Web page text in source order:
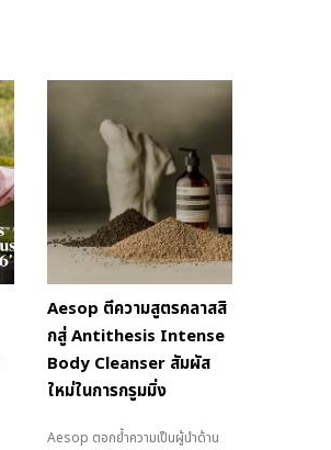
Aesop ตีความสูตรคลาสสิ
กสู่ Antithesis Intense
Body Cleanser สัมผัส
ใหม่ในการกรูมมิ่ง
Aesop ตอกย้ำความเป็นผู้นำด้าน